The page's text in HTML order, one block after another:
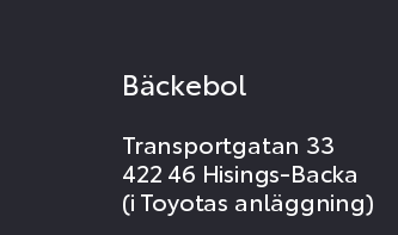
Bäckebol
Transportgatan 33
422 46 Hisings-Backa
(i Toyotas anläggning)